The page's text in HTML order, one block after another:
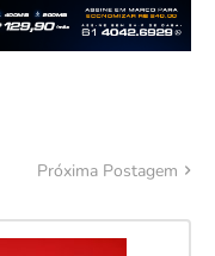
Próxima Postagem